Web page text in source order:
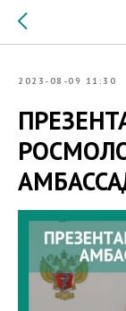
2023-08-09 11:30